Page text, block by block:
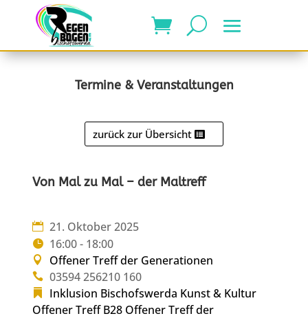
Termine & Veranstaltungen
zurück zur Übersicht
Von Mal zu Mal – der Maltreff
21. Oktober 2025
16:00 - 18:00
Offener Treff der Generationen
03594 256210 160
Inklusion Bischofswerda Kunst & Kultur
Offener Treff B28 Offener Treff der